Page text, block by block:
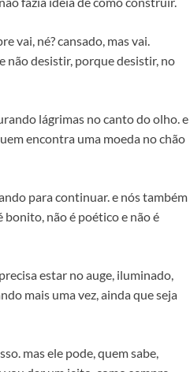
vai, né? cansado, mas vai.
não desistir, porque desistir, no
lágrimas no canto do olho. e
encontra uma moeda no chão
para continuar. e nós também
bonito, não é poético e não é
estar no auge, iluminado,
mais uma vez, ainda que seja
mas ele pode, quem sabe,